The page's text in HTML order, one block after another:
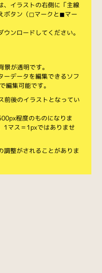
、イラストの右側に「主線
ボタン（◻︎マークと◼︎マー
ンロードしてください。
が透明です。
ーデータを編集できるソフ
集可能です。
前後のイラストとなってい
程度のものになりま
1マス＝1pxではありませ
調整がされることがありま